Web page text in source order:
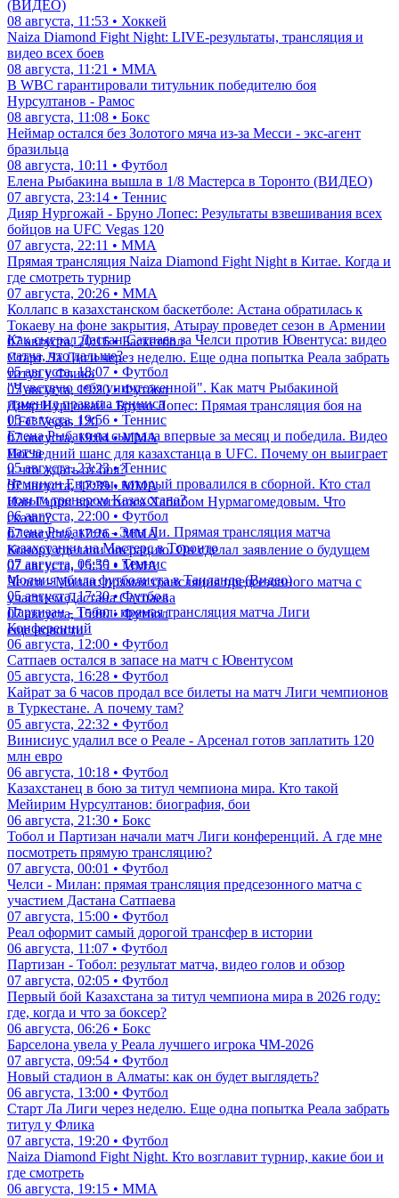
(ВИДЕО)
08 августа, 11:53 • Хоккей
Naiza Diamond Fight Night: LIVE-результаты, трансляция и
видео всех боев
08 августа, 11:21 • ММА
В WBC гарантировали титульник победителю боя
Нурсултанов - Рамос
08 августа, 11:08 • Бокс
Неймар остался без Золотого мяча из-за Месси - экс-агент
бразильца
08 августа, 10:11 • Футбол
Елена Рыбакина вышла в 1/8 Мастерса в Торонто (ВИДЕО)
07 августа, 23:14 • Теннис
Дияр Нургожай - Бруно Лопес: Результаты взвешивания всех
бойцов на UFC Vegas 120
07 августа, 22:11 • ММА
Прямая трансляция Naiza Diamond Fight Night в Китае. Когда и
где смотреть турнир
07 августа, 20:26 • ММА
Коллапс в казахстанском баскетболе: Астана обратилась к
Токаеву на фоне закрытия, Атырау проведет сезон в Армении
07 августа, 20:16 • Баскетбол
Старт Ла Лиги через неделю. Еще одна попытка Реала забрать
титул у Флика
07 августа, 19:20 • Футбол
Дияр Нургожай - Бруно Лопес: Прямая трансляция боя на
UFC Vegas 120
07 августа, 19:04 • ММА
Последний шанс для казахстанца в UFC. Почему он выиграет
и что ждать от боя?
07 августа, 17:39 • ММА
Иан Гэрри восхитился Хабибом Нурмагомедовым. Что
сказал?
07 августа, 17:26 • ММА
Конору сделали операцию. Он сделал заявление о будущем
07 августа, 15:55 • ММА
Челси - Милан: прямая трансляция предсезонного матча с
участием Дастана Сатпаева
07 августа, 15:00 • Футбол
еще новости
Как сыграл Дастан Сатпаев за Челси против Ювентуса: видео
матча, что дальше?
05 августа, 18:07 • Футбол
"Чувствую себя уничтоженной". Как матч Рыбакиной
изменил правила тенниса
05 августа, 19:56 • Теннис
Елена Рыбакина сыграла впервые за месяц и победила. Видео
матча
05 августа, 23:23 • Теннис
Чемпион Европы, который провалился в сборной. Кто стал
новым тренером Казахстана?
06 августа, 22:00 • Футбол
Елена Рыбакина - Энн Ли. Прямая трансляция матча
казахстанки на Мастерс в Торонто
07 августа, 06:30 • Теннис
Молния убила футболиста в Таиланде (Видео)
05 августа, 17:30 • Футбол
Партизан - Тобол: прямая трансляция матча Лиги
Конференций
06 августа, 12:00 • Футбол
Сатпаев остался в запасе на матч с Ювентусом
05 августа, 16:28 • Футбол
Кайрат за 6 часов продал все билеты на матч Лиги чемпионов
в Туркестане. А почему там?
05 августа, 22:32 • Футбол
Винисиус удалил все о Реале - Арсенал готов заплатить 120
млн евро
06 августа, 10:18 • Футбол
Казахстанец в бою за титул чемпиона мира. Кто такой
Мейирим Нурсултанов: биография, бои
06 августа, 21:30 • Бокс
Тобол и Партизан начали матч Лиги конференций. А где мне
посмотреть прямую трансляцию?
07 августа, 00:01 • Футбол
Челси - Милан: прямая трансляция предсезонного матча с
участием Дастана Сатпаева
07 августа, 15:00 • Футбол
Реал оформит самый дорогой трансфер в истории
06 августа, 11:07 • Футбол
Партизан - Тобол: результат матча, видео голов и обзор
07 августа, 02:05 • Футбол
Первый бой Казахстана за титул чемпиона мира в 2026 году:
где, когда и что за боксер?
06 августа, 06:26 • Бокс
Барселона увела у Реала лучшего игрока ЧМ-2026
07 августа, 09:54 • Футбол
Новый стадион в Алматы: как он будет выглядеть?
06 августа, 13:00 • Футбол
Старт Ла Лиги через неделю. Еще одна попытка Реала забрать
титул у Флика
07 августа, 19:20 • Футбол
Naiza Diamond Fight Night. Кто возглавит турнир, какие бои и
где смотреть
06 августа, 19:15 • ММА